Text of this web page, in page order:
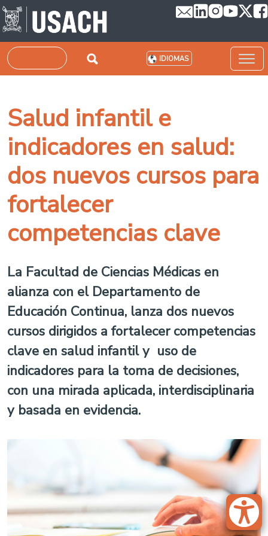
Pasar al contenido principal
Buscar IDIOMAS
Salud infantil e
indicadores en salud:
dos nuevos cursos para
fortalecer
competencias clave
La Facultad de Ciencias Médicas en
alianza con el Departamento de
Educación Continua, lanza dos nuevos
cursos dirigidos a fortalecer competencias
clave en salud infantil y uso de
indicadores para la toma de decisiones,
con una mirada aplicada, interdisciplinaria
y basada en evidencia.